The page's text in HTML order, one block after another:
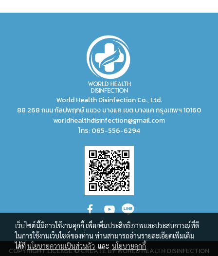
World Health Disinfection Co., Ltd.
88 268 ถนน กัลปพฤกษ์ แขวง บางแค เขต บางแค กรุงเทพฯ 10160
worldhealthdisinfection@gmail.com
โทร:065-556-6294
COPYRIGHT LICENSE © CREATE BY WORLD HEALTH DISINFECTION
เว็บไซต์นี้มีการใช้งานคุกกี้ เพื่อเพิ่มประสิทธิภาพและประสบการณ์ที่ดี
ในการใช้งานเว็บไซต์ของท่าน ท่านสามารถอ่านรายละเอียดเพิ่มเติม
ได้ที่นโยบายความเป็นส่วนตัว และ นโยบายคุกกี้